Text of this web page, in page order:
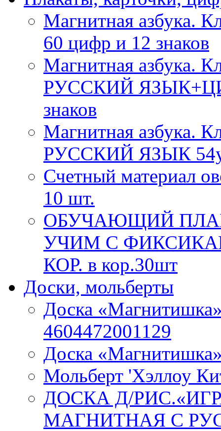
Магнитная азбука.
60 цифр и 12 знаков
Магнитная азбука.
РУССКИЙ
знаков
Магнитная азбука.
РУССКИЙ ЯЗЫК
Счетный материал
10 шт.
ОБУЧАЮЩИЙ
УЧИМ С
КОР. в кор.30шт
Доски, мольберты
Доска
4604472001129
Доска
Мольберт 'Хэллоу
ДОСКА Д/
МАГНИТНАЯ С